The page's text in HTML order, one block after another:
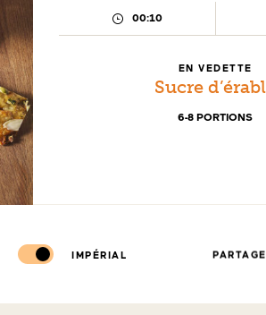
TEMPS
PRÉPARATION :
00:10
EN VEDETTE
Sucre
6-8 PORTIONS
IMPÉRIAL